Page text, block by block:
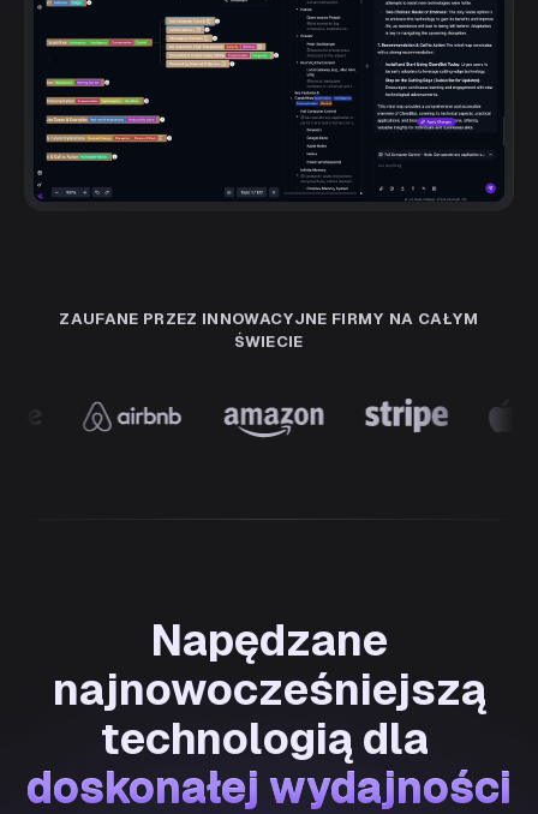
ZAUFANE PRZEZ INNOWACYJNE FIRMY NA CAŁYM
ŚWIECIE
Napędzane
najnowocześniejszą
technologią dla
doskonałej wydajności
doskonałej wydajności